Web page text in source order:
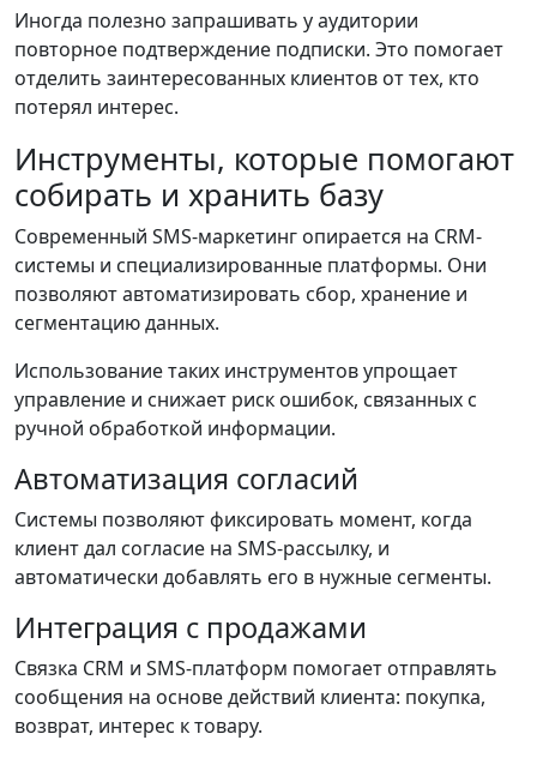
Иногда полезно запрашивать у аудитории
повторное подтверждение подписки. Это помогает
отделить заинтересованных клиентов от тех, кто
потерял интерес.
Инструменты, которые помогают
собирать и хранить базу
Современный SMS-маркетинг опирается на CRM-
системы и специализированные платформы. Они
позволяют автоматизировать сбор, хранение и
сегментацию данных.
Использование таких инструментов упрощает
управление и снижает риск ошибок, связанных с
ручной обработкой информации.
Автоматизация согласий
Системы позволяют фиксировать момент, когда
клиент дал согласие на SMS-рассылку, и
автоматически добавлять его в нужные сегменты.
Интеграция с продажами
Связка CRM и SMS-платформ помогает отправлять
сообщения на основе действий клиента: покупка,
возврат, интерес к товару.